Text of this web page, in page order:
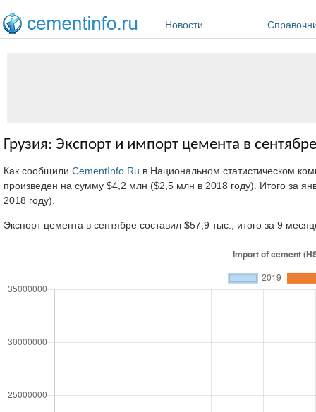
Новости
Грузия: Экспорт и импорт цемента в
Как сообщили CementInfo.Ru в Национальном статистическом
произведен на сумму $4,2 млн ($2,5 млн в 2018 году). Итого за
2018 году).
Экспорт цемента в сентябре составил $57,9 тыс., итого за 9